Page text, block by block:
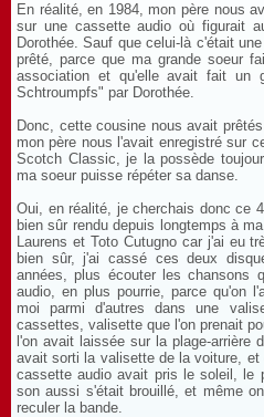
En réalité, en 1984, mon père nous
sur une cassette audio où figurait
Dorothée. Sauf que celui-là c'était
prêté, parce que ma grande soeur
association et qu'elle avait fait un
Schtroumpfs" par Dorothée.
Donc, cette cousine nous avait
mon père nous l'avait enregistré sur
Scotch Classic, je la possède
ma soeur puisse répéter sa danse.
Oui, en réalité, je cherchais donc ce
bien sûr rendu depuis longtemps à
Laurens et Toto Cutugno car j'ai eu
bien sûr, j'ai cassé ces deux
années, plus écouter les chansons
audio, en plus pourrie, parce qu'on
moi parmi d'autres dans une
cassettes, valisette que l'on prenait
l'on avait laissée sur la plage-arrière
avait sorti la valisette de la voiture,
cassette audio avait pris le soleil, le
son aussi s'était brouillé, et même
reculer la bande.